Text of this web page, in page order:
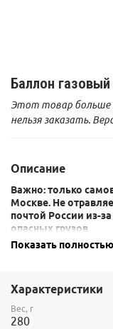
Баллон
Этот товар больше
нельзя заказать.
Описание
Важно: только
Москве. Не
почтой России из-
опасных грузов.
Баллон наполнен
приборов KOVEA и
или через
Показать полностью
Характеристики
Вес, г
280